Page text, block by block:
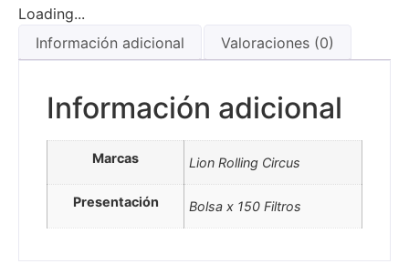
Loading...
Información adicional
Valoraciones (0)
Información adicional
Marcas Lion Rolling Circus
Presentación Bolsa x 150 Filtros